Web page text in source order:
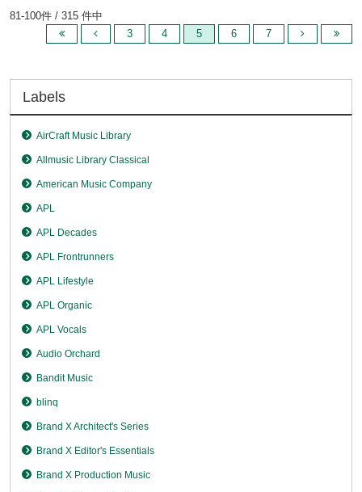
81-100件 / 315 件中
3
4 5 6 7
Labels
AirCraft Music Library
Allmusic Library Classical
American Music Company
APL
APL Decades
APL Frontrunners
APL Lifestyle
APL Organic
APL Vocals
Audio Orchard
Bandit Music
blinq
Brand X Architect's Series
Brand X Editor's Essentials
Brand X Production Music